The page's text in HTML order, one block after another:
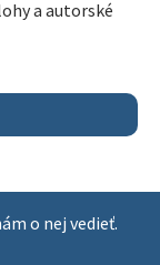
a autorské
o nej vedieť.